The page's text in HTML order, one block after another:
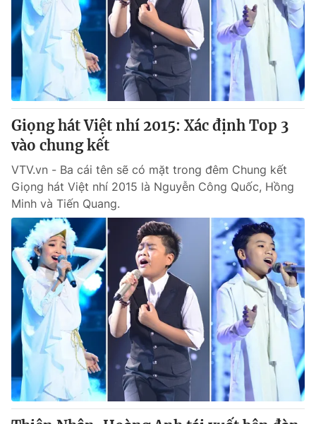
Giọng hát Việt nhí 2015: Xác định Top 3
vào chung kết
VTV.vn - Ba cái tên sẽ có mặt trong đêm Chung kết
Giọng hát Việt nhí 2015 là Nguyễn Công Quốc, Hồng
Minh và Tiến Quang.